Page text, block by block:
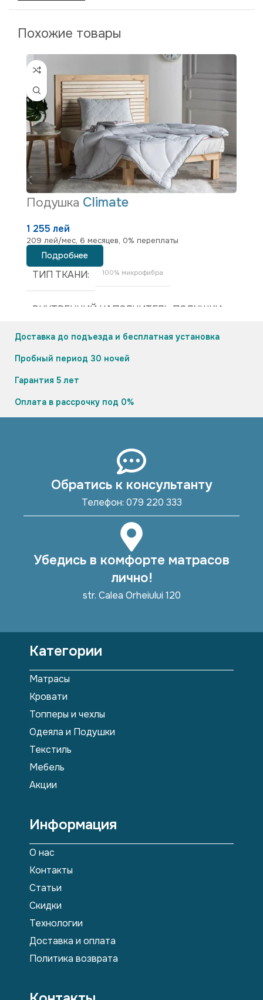
Похожие товары
Подушка Climate
1 255 лей
209 лей/мес, 6 месяцев, 0% переплаты
Подробнее
ТИП ТКАНИ 100% микрофибра
ВНУТРЕННИЙ НАПОЛНИТЕЛЬ ПОДУШКИ
100% микрогелевое волокно — 900 г
Доставка до подъезда и бесплатная установка
Пробный период 30 ночей
Гарантия 5 лет
Оплата в рассрочку под 0%
Обратись к консультанту
Телефон: 079 220 333
Убедись в комфорте матрасов
лично!
str. Calea Orheiului 120
Категории
Матрасы
Кровати
Топперы и чехлы
Одеяла и Подушки
Текстиль
Мебель
Акции
Информация
О нас
Контакты
Статьи
Скидки
Технологии
Доставка и оплата
Политика возврата